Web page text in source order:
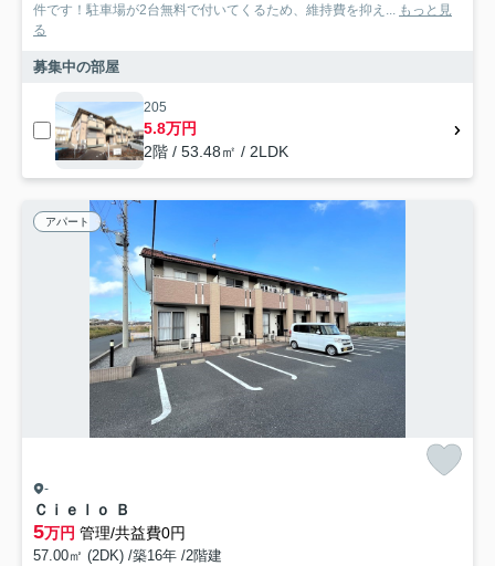
件です！駐車場が2台無料で付いてくるため、維持費を抑え... もっと見
る
募集中の部屋
205
5.8万円
2階 / 53.48㎡ / 2LDK
アパート
-
Ｃｉｅｌｏ Ｂ
5万円 管理/共益費0円
57.00㎡ (2DK) /築16年 /2階建